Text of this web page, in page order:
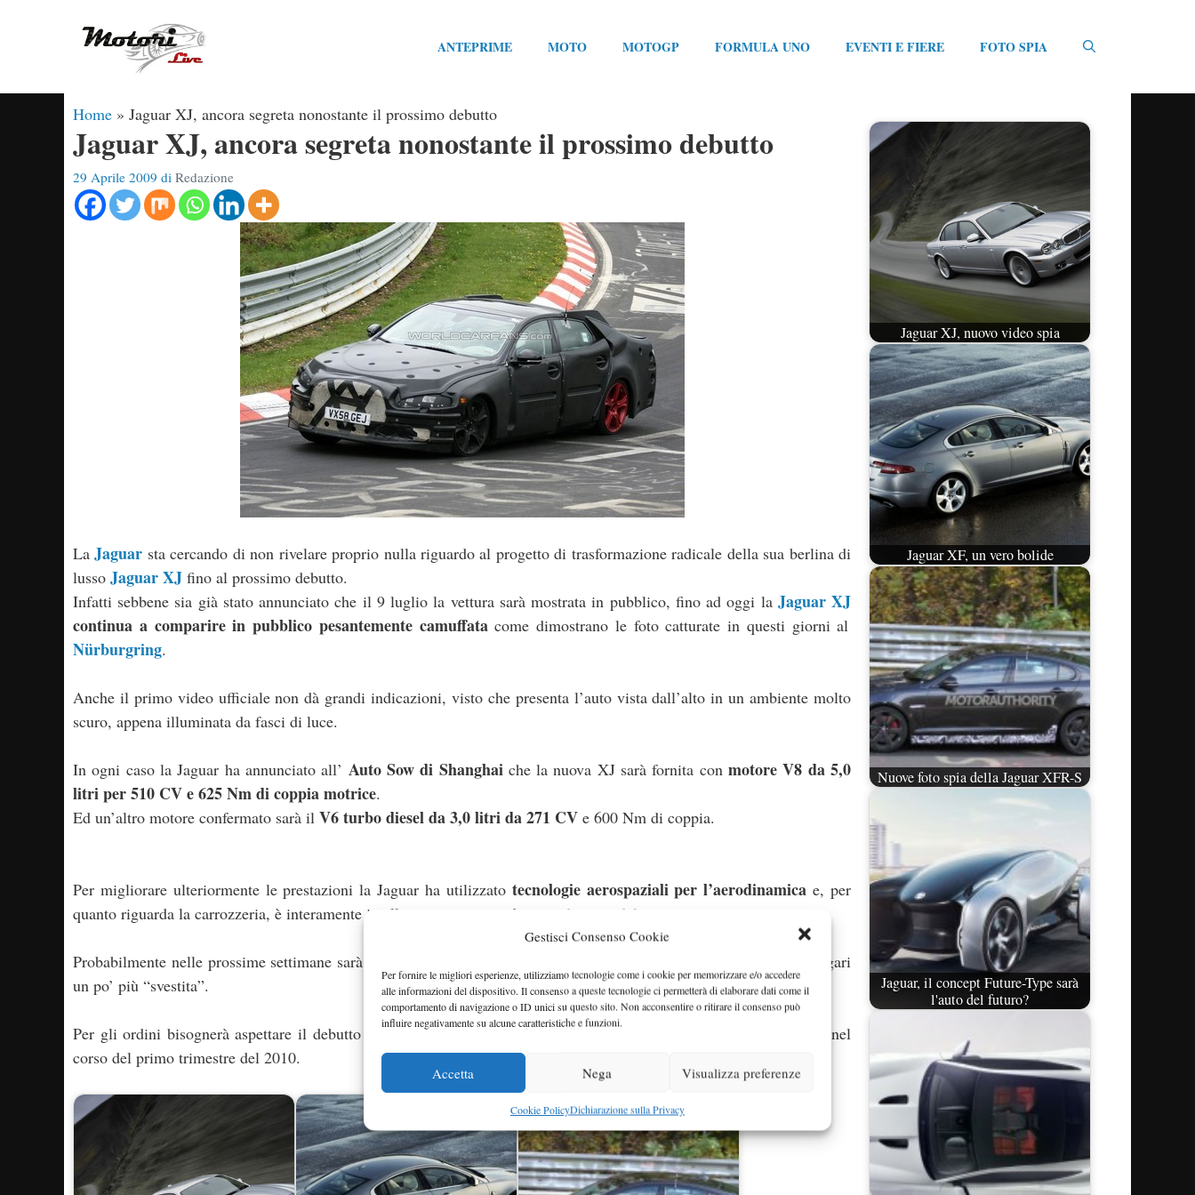
Gestisci Consenso Cookie
Per fornire le migliori esperienze, utilizziamo tecnologie come i cookie per memorizzare e/o accedere
alle informazioni del dispositivo. Il consenso a queste tecnologie ci permetterà di elaborare dati come il
comportamento di navigazione o ID unici su questo sito. Non acconsentire o ritirare il consenso può
influire negativamente su alcune caratteristiche e funzioni.
Accetta Nega Visualizza preferenze
Cookie PolicyDichiarazione sulla Privacy
ANTEPRIME MOTO MOTOGP FORMULA UNO EVENTI E FIERE FOTO SPIA
Home » Jaguar XJ, ancora segreta nonostante il prossimo debutto
Jaguar XJ, ancora segreta nonostante il prossimo debutto
29 Aprile 2009 di Redazione
LaJaguar sta cercando di non rivelare proprio nulla riguardo al progetto di trasformazione radicale della sua berlina di
lusso Jaguar XJ fino al prossimo debutto.
Infatti sebbene sia già stato annunciato che il 9 luglio la vettura sarà mostrata in pubblico, fino ad oggi la Jaguar XJ
continua a comparire in pubblico pesantemente camuffatacome dimostrano le foto catturate in questi giorni al
Nürburgring.
Anche il primo video ufficiale non dà grandi indicazioni, visto che presenta l’auto vista dall’alto in un ambiente molto
scuro, appena illuminata da fasci di luce.
In ogni caso la Jaguar ha annunciato all’ Auto Sow di Shanghaiche la nuova XJ sarà fornita conmotore V8 da 5,0
litri per 510 CV e 625 Nm di coppia motrice.
Ed un’altro motore confermato sarà il V6 turbo diesel da 3,0 litri da 271 CV e 600 Nm di coppia.
Per migliorare ulteriormente le prestazioni la Jaguar ha utilizzato tecnologie aerospaziali per l’aerodinamica e, per
quanto riguarda la carrozzeria, è interamente in alluminio, con una decisa riduzione del peso.
Probabilmente nelle prossime settimane sarà possibile catturare qualche altra foto della nuova creazione Jaguar, magari
un po’ più “svestita”.
Per gli ordini bisognerà aspettare il debutto ufficiale a luglio, e nei mercati probabilmente comincerà a comparire nel
corso del primo trimestre del 2010.
Jaguar XJ, nuovo video spia
Jaguar XF, un vero bolide
Nuove foto spia della Jaguar XFR-S
Jaguar, il concept Future-Type sarà
l'auto del futuro?